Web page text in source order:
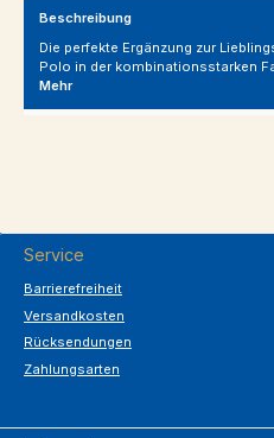
Beschreibung
Die perfekte Ergänzung zur
Polo in der kombinationsstarken
Mehr
Service
Barrierefreiheit
Versandkosten
Rücksendungen
Zahlungsarten